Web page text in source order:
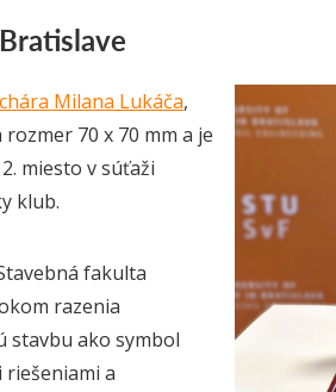
Milana Lukáča,
70 x 70 mm a je
miesto v súťaži
klub.
fakulta
razenia
stavbu ako symbol
a